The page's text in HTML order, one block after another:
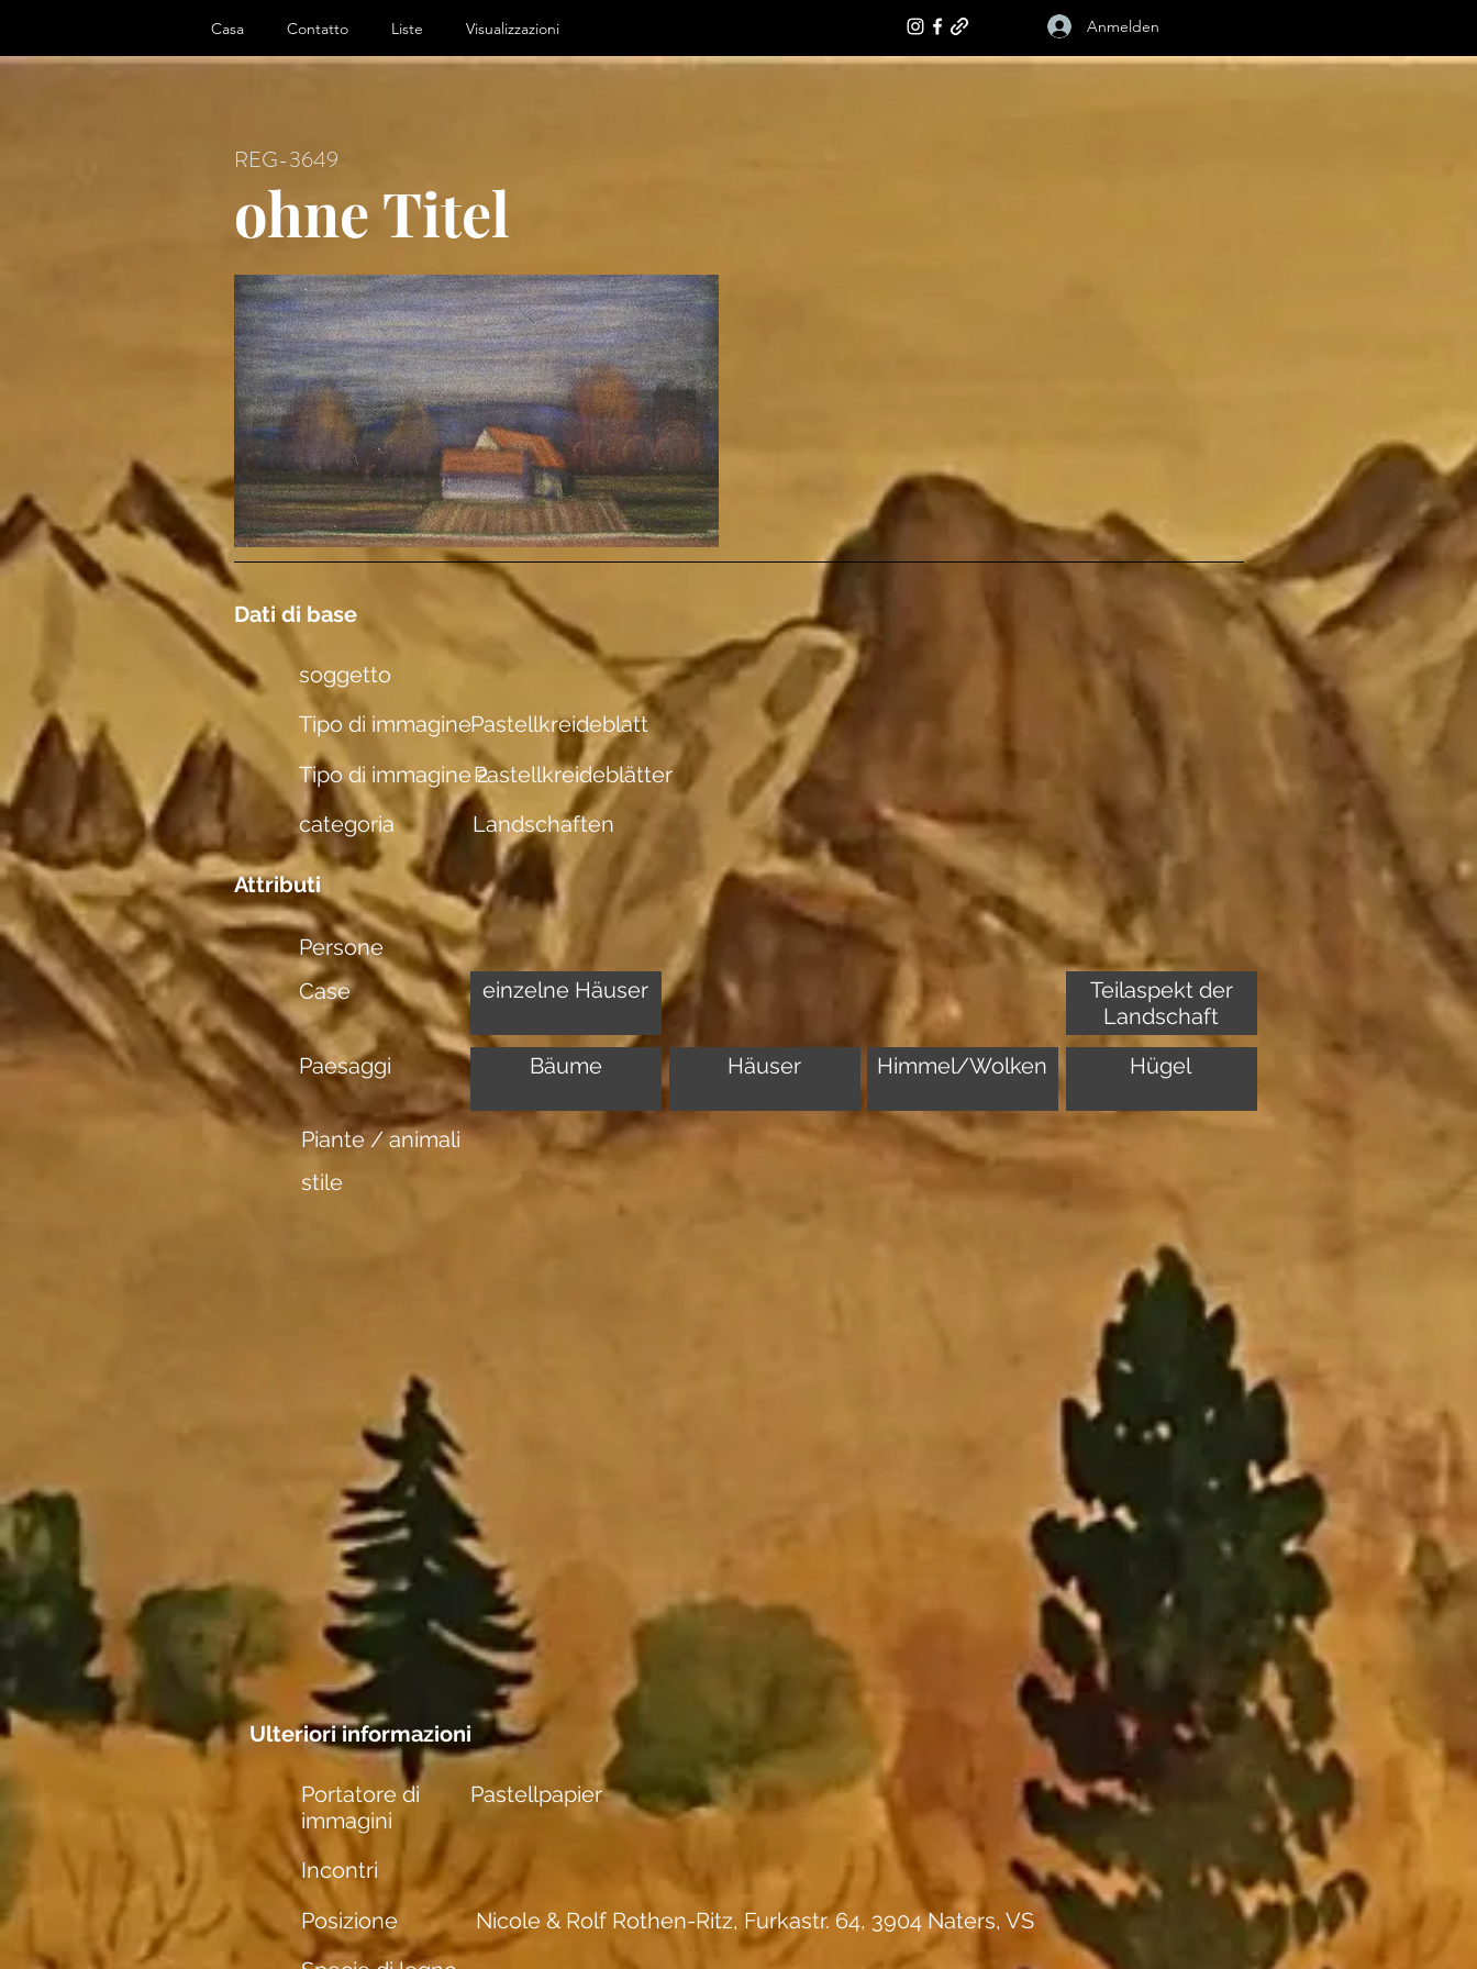
Casa Contatto Liste Visualizzazioni Anmelden
REG-3649
ohne Titel
Dati di base
soggetto
Tipo di immaginePastellkreideblatt
Tipo di immagine 2Pastellkreideblätter
categoria
Landschaften
Attributi
Persone
Case
einzelne Häuser
Teilaspekt der
Landschaft
Paesaggi
Bäume Häuser Himmel/Wolken Hügel
Piante / animali
stile
Ulteriori informazioni
Portatore di
immagini
Pastellpapier
Incontri
Posizione
Nicole & Rolf Rothen-Ritz, Furkastr. 64, 3904 Naters, VS